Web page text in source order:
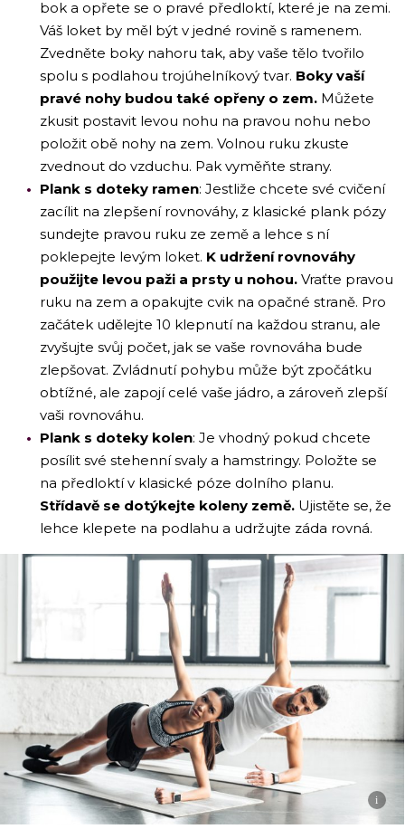
bok a opřete se o pravé předloktí, které je na zemi.
Váš loket by měl být v jedné rovině s ramenem.
Zvedněte boky nahoru tak, aby vaše tělo tvořilo
spolu s podlahou trojúhelníkový tvar. Boky vaší
pravé nohy budou také opřeny o zem. Můžete
zkusit postavit levou nohu na pravou nohu nebo
položit obě nohy na zem. Volnou ruku zkuste
zvednout do vzduchu. Pak vyměňte strany.
Plank s doteky ramen: Jestliže chcete své cvičení
zacílit na zlepšení rovnováhy, z klasické plank pózy
sundejte pravou ruku ze země a lehce s ní
poklepejte levým loket. K udržení rovnováhy
použijte levou paži a prsty u nohou. Vraťte pravou
ruku na zem a opakujte cvik na opačné straně. Pro
začátek udělejte 10 klepnutí na každou stranu, ale
zvyšujte svůj počet, jak se vaše rovnováha bude
zlepšovat. Zvládnutí pohybu může být zpočátku
obtížné, ale zapojí celé vaše jádro, a zároveň zlepší
vaši rovnováhu.
Plank s doteky kolen: Je vhodný pokud chcete
posílit své stehenní svaly a hamstringy. Položte se
na předloktí v klasické póze dolního planu.
Střídavě se dotýkejte koleny země. Ujistěte se, že
lehce klepete na podlahu a udržujte záda rovná.
i